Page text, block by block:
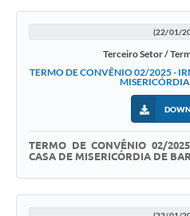
(22/01/
Terceiro Setor /
TERMO DE CONVÊNIO 02/2025 -
TERMO DE CONVÊNIO 02/
CASA DE MISERICÓRDIA DE